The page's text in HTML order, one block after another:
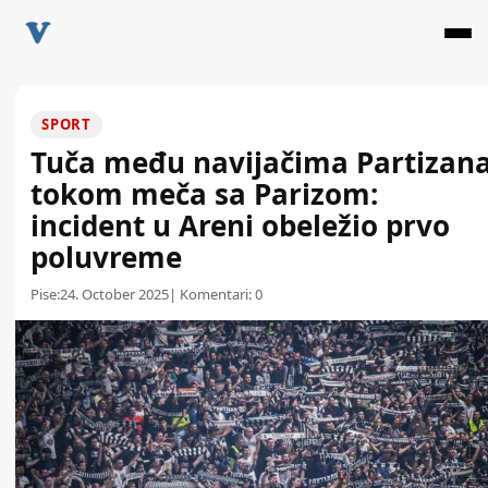
SPORT
Tuča među navijačima
tokom meča sa Parizom:
incident u Areni obeležio prvo
poluvreme
Pise:24. October 2025| Komentari:0